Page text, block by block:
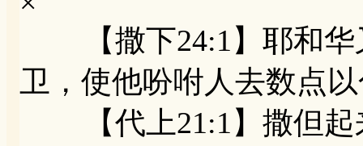
【撒下24:1】耶和华
卫，使他吩咐人去数点
【代上21:1】撒但起